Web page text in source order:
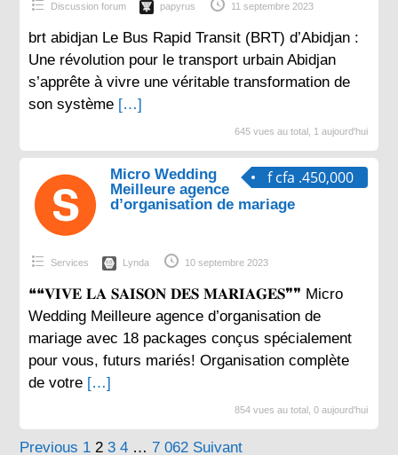
Discussion forum papyrus 11 septembre 2023
brt abidjan Le Bus Rapid Transit (BRT) d’Abidjan :
Une révolution pour le transport urbain Abidjan
s’apprête à vivre une véritable transformation de
son système […]
645 vues au total, 1 aujourd'hui
f cfa .450,000
Micro Wedding
Meilleure agence
d’organisation de mariage
Services Lynda 10 septembre 2023
❝❝𝐕𝐈𝐕𝐄 𝐋𝐀 𝐒𝐀𝐈𝐒𝐎𝐍 𝐃𝐄𝐒 𝐌𝐀𝐑𝐈𝐀𝐆𝐄𝐒❞❞ Micro
Wedding Meilleure agence d’organisation de
mariage avec 18 packages conçus spécialement
pour vous, futurs mariés! Organisation complète
de votre […]
854 vues au total, 0 aujourd'hui
Previous 1 2 3 4 … 7 062 Suivant